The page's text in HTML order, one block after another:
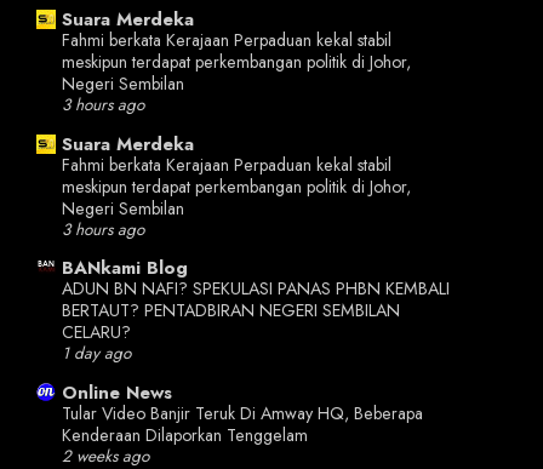
Suara Merdeka
Fahmi berkata Kerajaan Perpaduan kekal stabil
meskipun terdapat perkembangan politik di Johor,
Negeri Sembilan
3 hours ago
Suara Merdeka
Fahmi berkata Kerajaan Perpaduan kekal stabil
meskipun terdapat perkembangan politik di Johor,
Negeri Sembilan
3 hours ago
BANkami Blog
ADUN BN NAFI? SPEKULASI PANAS PHBN KEMBALI
BERTAUT? PENTADBIRAN NEGERI SEMBILAN
CELARU?
1 day ago
Online News
Tular Video Banjir Teruk Di Amway HQ, Beberapa
Kenderaan Dilaporkan Tenggelam
2 weeks ago